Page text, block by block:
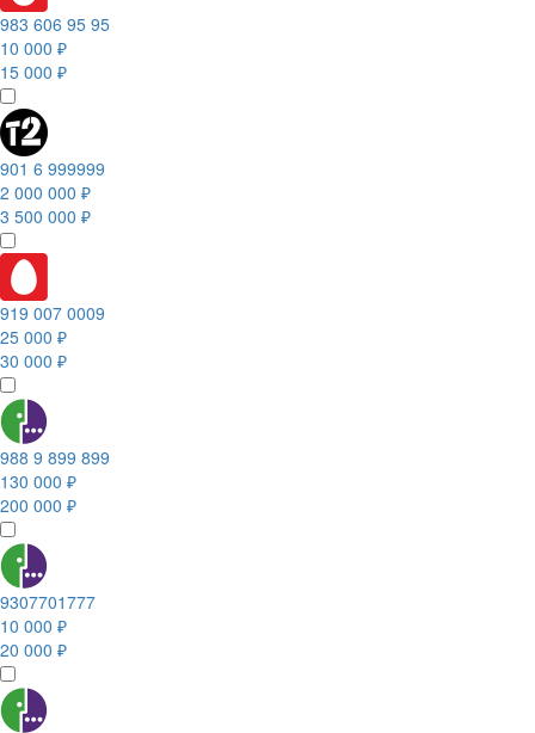
983 606 95 95
10 000 ₽
15 000 ₽
901 6 999999
2 000 000 ₽
3 500 000 ₽
919 007 0009
25 000 ₽
30 000 ₽
988 9 899 899
130 000 ₽
200 000 ₽
9307701777
10 000 ₽
20 000 ₽